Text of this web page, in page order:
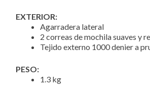
EXTERIOR:
Agarradera lateral
2 correas de mochila suaves y
Tejido externo 1000 denier a
PESO:
1.3 kg